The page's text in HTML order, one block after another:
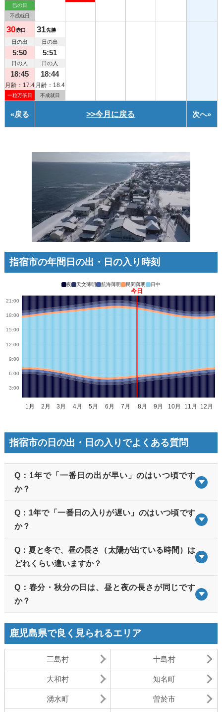
巳の日
不成就日
30赤口
日の出
5:50
日の入
18:45
月齢：17.4
一粒万倍日
31先勝
日の出
5:51
日の入
18:44
月齢：18.4
不成就日
«戻る >>今月に戻る 次へ»
指宿市の年間日の出・日の入り時刻
夜 天文薄明 航海薄明 民間薄明 日中
指宿市の日の出・日の入りでよくある質問
Q：1年で「一番日の出が早い」のはいつ頃です
か？
Q：1年で「一番日の入りが遅い」のはいつ頃です
か？
Q：夏と冬で、昼の長さ（太陽が出ている時間）は
どれくらい違いますか？
Q：春分・秋分の日は、昼と夜の長さが同じです
か？
鹿児島県で良く見られるエリア
三島村 十島村
大和村 知名町
湧水町 曽於市